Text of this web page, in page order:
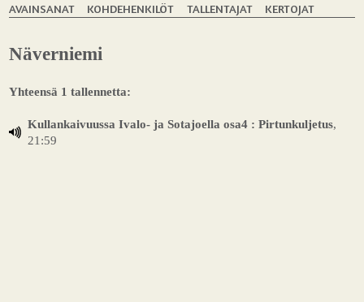
AVAINSANAT
KOHDEHENKILÖT TALLENTAJAT KERTOJAT
Näverniemi
Yhteensä 1 tallennetta:
Kullankaivuussa Ivalo- ja Sotajoella osa4 : Pirtunkuljetus,
21:59